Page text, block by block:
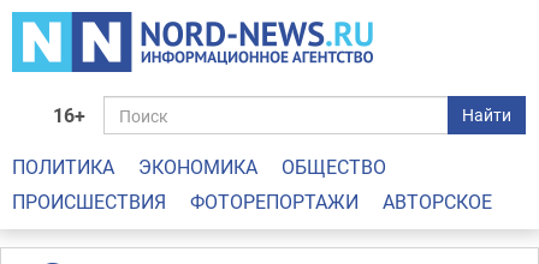
16+ Найти
ПОЛИТИКА ЭКОНОМИКА
ОБЩЕСТВО
ПРОИСШЕСТВИЯ
ФОТОРЕПОРТАЖИ АВТОРСКОЕ